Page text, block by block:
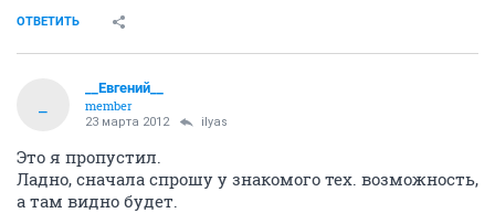
ОТВЕТИТЬ
__Евгений__
member
23 марта 2012 ilyas
Это я пропустил.
Ладно, сначала спрошу у знакомого тех. возможность,
а там видно будет.